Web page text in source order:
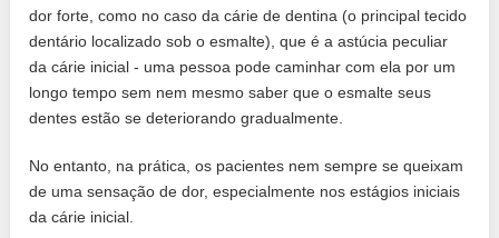
dor forte, como no caso da cárie de dentina (o principal tecido
dentário localizado sob o esmalte), que é a astúcia peculiar
da cárie inicial - uma pessoa pode caminhar com ela por um
longo tempo sem nem mesmo saber que o esmalte seus
dentes estão se deteriorando gradualmente.
No entanto, na prática, os pacientes nem sempre se queixam
de uma sensação de dor, especialmente nos estágios iniciais
da cárie inicial.